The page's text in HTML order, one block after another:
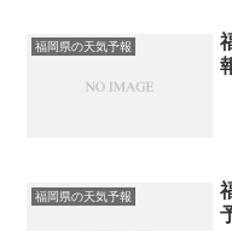
福岡県の天気予報
福岡県の天気予報